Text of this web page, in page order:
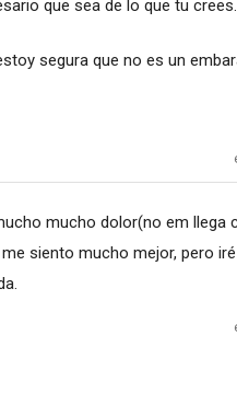
que sea de lo que tu crees.
segura que no es un
mucho dolor(no em llega
siento mucho mejor, pero